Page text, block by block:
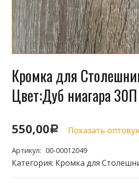
Кромка для
Цвет:Дуб ниагара 30П
550,00Р Показать
Артикул: 00-00012049
Категория: Кромка для